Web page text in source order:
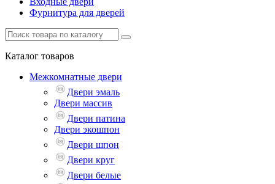
Фурнитура для дверей
Каталог товаров
Межкомнатные двери
Двери эмаль
Двери массив
Двери патина
Двери экошпон
Двери шпон
Двери круг
Двери белые